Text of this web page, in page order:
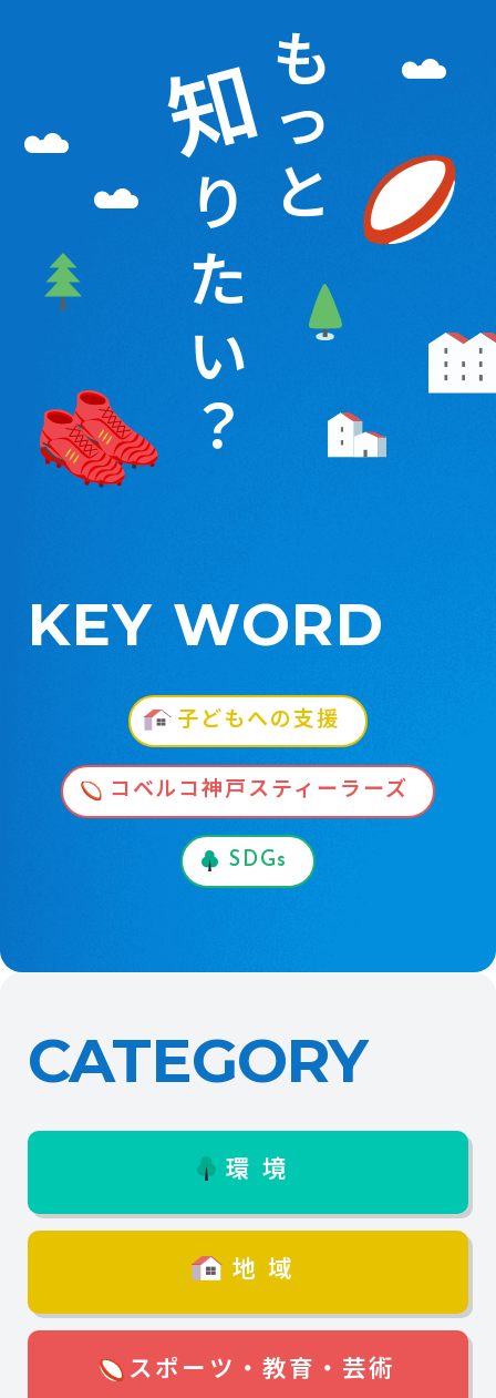
も
っ
と
知
り
た
い
？
KEY WORD
子どもへの支援
コベルコ神戸スティーラーズ
SDGs
CATEGORY
環境
地域
スポーツ・教育・芸術